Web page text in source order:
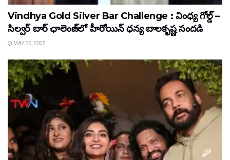
Vindhya Gold Silver Bar Challenge : వింధ్య గోల్డ్ –
సిల్వర్ బార్ ఛాలెంజ్‌లో హీరోయిన్ ధ‌న్య బాల‌కృష్ణ‌ సందడి
MAY 26, 2025